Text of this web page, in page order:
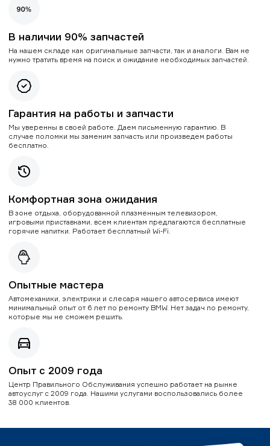
В наличии 90% запчастей
На нашем складе как оригинальные запчасти, так и аналоги. Вам не
нужно тратить время на поиск и ожидание необходимых запчастей.
Гарантия на работы и запчасти
Мы уверенны в своей работе. Даем письменную гарантию. В
случае поломки мы заменим запчасть или произведем работы
бесплатно.
Комфортная зона ожидания
В зоне отдыха, оборудованной плазменным телевизором,
игровыми приставками, всем клиентам предлагаются бесплатные
горячие напитки. Работает бесплатный Wi-Fi.
Опытные мастера
Автомеханики, электрики и слесаря нашего автосервиса имеют
минимальный опыт от 6 лет по ремонту BMW. Нет задач по ремонту,
которые мы не сможем решить.
Опыт с 2009 года
Центр Правильного Обслуживания успешно работает на рынке
автоуслуг с 2009 года. Нашими услугами воспользовались более
38 000 клиентов.